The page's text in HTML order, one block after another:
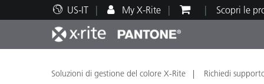
US-IT My X-Rite Scopri le
Principali prodotti
Stampa e Packaging
Supporto tecnico
Risorse didattiche
Soluzioni di gestione del colore X-Rite Richiedi